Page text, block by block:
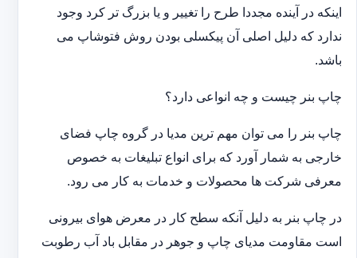
اینکه در آینده مجددا طرح را تغییر و یا بزرگ تر کرد وجود
ندارد که دلیل اصلی آن پیکسلی بودن روش فتوشاپ می
باشد.
چاپ بنر چیست و چه انواعی دارد؟
چاپ بنر را می توان مهم ترین مدیا در گروه چاپ فضای
خارجی به شمار آورد که برای انواع تبلیغات به خصوص
معرفی شرکت ها محصولات و خدمات به کار می رود.
در چاپ بنر به دلیل آنکه سطح کار در معرض هوای بیرونی
است مقاومت مدیای چاپ و جوهر در مقابل باد آب رطوبت